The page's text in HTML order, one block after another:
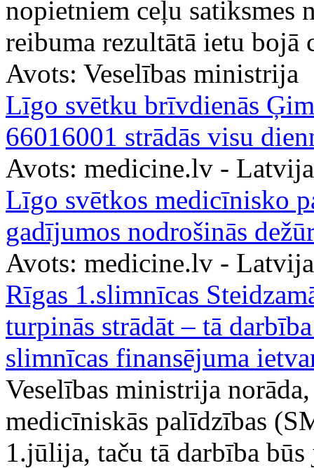
nopietniem ceļu satiksmes
reibuma rezultātā ietu bojā
Avots: Veselības ministrija
Līgo svētku brīvdienās
66016001 strādās visu
Avots: medicine.lv -
Līgo svētkos medicīnisko
gadījumos nodrošinās
Avots: medicine.lv -
Rīgas 1.slimnīcas
turpinās strādāt – tā
slimnīcas finansējuma
Veselības ministrija
medicīniskās palīdzības
1.jūlija, taču tā darbība